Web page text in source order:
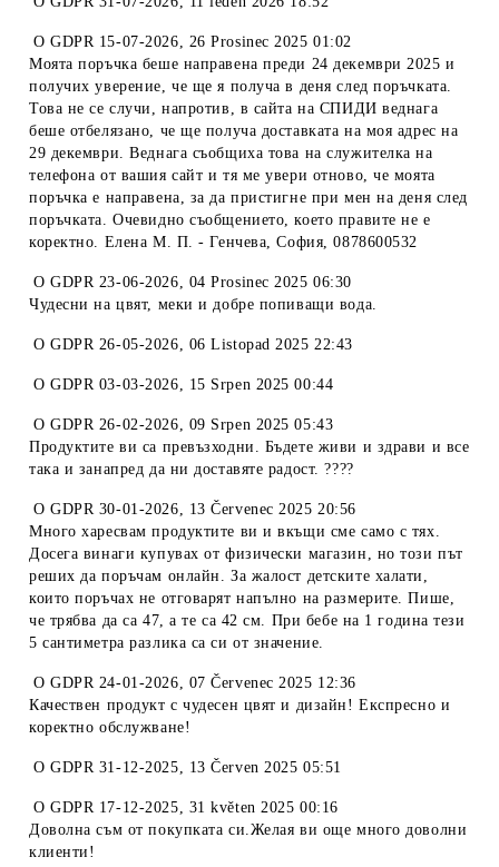
OGDPR 15-07-2026, 26 Prosinec 2025 01:02
Моята поръчка беше направена преди 24 декември 2025 и
получих уверение, че ще я получа в деня след поръчката.
Това не се случи, напротив, в сайта на СПИДИ веднага
беше отбелязано, че ще получа доставката на моя адрес на
29 декември. Веднага съобщиха това на служителка на
телефона от вашия сайт и тя ме увери отново, че моята
поръчка е направена, за да пристигне при мен на деня след
поръчката. Очевидно съобщението, което правите не е
коректно. Елена М. П. - Генчева, София, 0878600532
OGDPR 23-06-2026, 04 Prosinec 2025 06:30
Чудесни на цвят, меки и добре попиващи вода.
OGDPR 26-05-2026, 06 Listopad 2025 22:43
OGDPR 03-03-2026, 15 Srpen 2025 00:44
OGDPR 26-02-2026, 09 Srpen 2025 05:43
Продуктите ви са превъзходни. Бъдете живи и здрави и все
така и занапред да ни доставяте радост. ????
OGDPR 30-01-2026, 13 Červenec 2025 20:56
Много харесвам продуктите ви и вкъщи сме само с тях.
Досега винаги купувах от физически магазин, но този път
реших да поръчам онлайн. За жалост детските халати,
които поръчах не отговарят напълно на размерите. Пише,
че трябва да са 47, а те са 42 см. При бебе на 1 година тези
5 сантиметра разлика са си от значение.
OGDPR 24-01-2026, 07 Červenec 2025 12:36
Качествен продукт с чудесен цвят и дизайн! Експресно и
коректно обслужване!
OGDPR 31-12-2025, 13 Červen 2025 05:51
OGDPR 17-12-2025, 31 květen 2025 00:16
Доволна съм от покупката си.Желая ви още много доволни
клиенти!